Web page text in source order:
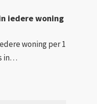
iedere woning
woning per 1
in…